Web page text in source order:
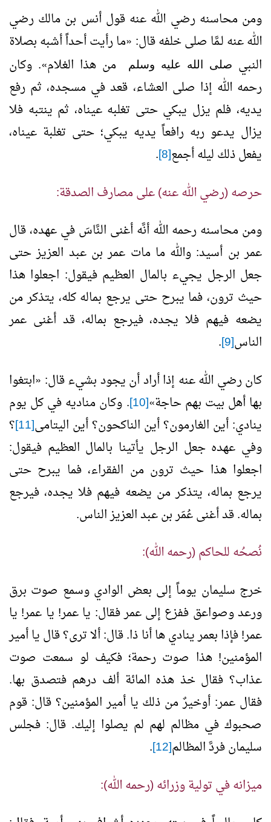
ومن محاسنه رضي الله عنه قول أنس بن مالك رضي
الله عنه لـمَّا صلى خلفه قال: «ما رأيت أحداً أشبه بصلاة
النبي صلى الله عليه وسلم من هذا الغلام». وكان
رحمه الله إذا صلى العشاء، قعد في مسجده، ثم رفع
يديه، فلم يزل يبكي حتى تغلبه عيناه، ثم ينتبه فلا
يزال يدعو ربه رافعاً يديه يبكي؛ حتى تغلبة عيناه،
يفعل ذلك ليله أجمع[8]
.
حرصه (رضي الله عنه) على مصارف الصدقة:
ومن محاسنه رحمه الله أنَّه أغنى النَّاسَ في عهده، قال
عمر بن أسيد: والله ما مات عمر بن عبد العزيز حتى
جعل الرجل يجيء بالمال العظيم فيقول: اجعلوا هذا
حيث ترون، فما يبرح حتى يرجع بماله كله، يتذكر من
يضعه فيهم فلا يجده، فيرجع بماله، قد أغنى عمر
الناس[9]
.
كان رضي الله عنه إذا أراد أن يجود بشيء قال: «ابتغوا
بها أهل بيت بهم حاجة»
[10]
. وكان مناديه في كل يوم
ينادي: أين الغارمون؟ أين الناكحون؟ أين اليتامى[11]
؟
وفي عهده جعل الرجل يأتينا بالمال العظيم فيقول:
اجعلوا هذا حيث ترون من الفقراء، فما يبرح حتى
يرجع بماله، يتذكر من يضعه فيهم فلا يجده، فيرجع
بماله. قد أغنى عُمَر بن عبد العزيز الناس.
نُصحُه للحاكم (رحمه الله):
خرج سليمان يوماً إلى بعض الوادي وسمع صوت برق
ورعد وصواعق ففزع إلى عمر فقال: يا عمر! يا عمر! يا
عمر! فإذا بعمر ينادي ها أنا ذا. قال: ألا ترى؟ قال يا أمير
المؤمنين! هذا صوت رحمة؛ فكيف لو سمعت صوت
عذاب؟ فقال خذ هذه المائة ألف درهم فتصدق بها.
فقال عمر: أوخيرٌ من ذلك يا أمير المؤمنين؟ قال: قوم
صحبوك في مظالم لهم لم يصلوا إليك. قال: فجلس
سليمان فردَّ المظالم[12]
.
ميزانه في تولية وزرائه (رحمه الله):